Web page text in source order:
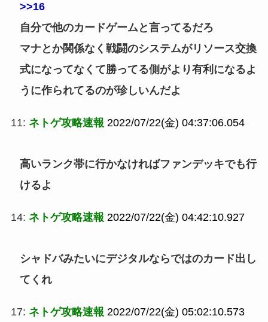
>>16
自分で他のカードゲームと言ってるだろ
マナとか関係なく戦闘のシステムがリソース交換
式になってなくて勝ってる側がより有利になるよ
うに作られてるのが珍しいんだよ
11: ネトゲ攻略速報 2022/07/22(金) 04:37:06.054
高いランク帯に行かなければファンデッキでも行
けるよ
14: ネトゲ攻略速報 2022/07/22(金) 04:42:10.927
シャドバみたいにデジタルならではのカード出し
てくれ
17: ネトゲ攻略速報 2022/07/22(金) 05:02:10.573